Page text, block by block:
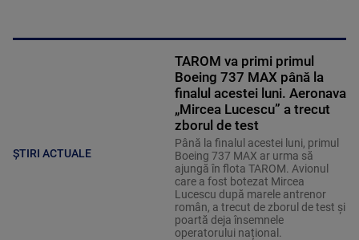
ȘTIRI ACTUALE
TAROM va primi primul
Boeing 737 MAX până la
finalul acestei luni. Aeronava
„Mircea Lucescu” a trecut
zborul de test
Până la finalul acestei luni, primul
Boeing 737 MAX ar urma să
ajungă în flota TAROM. Avionul
care a fost botezat Mircea
Lucescu după marele antrenor
român, a trecut de zborul de test și
poartă deja însemnele
operatorului național.